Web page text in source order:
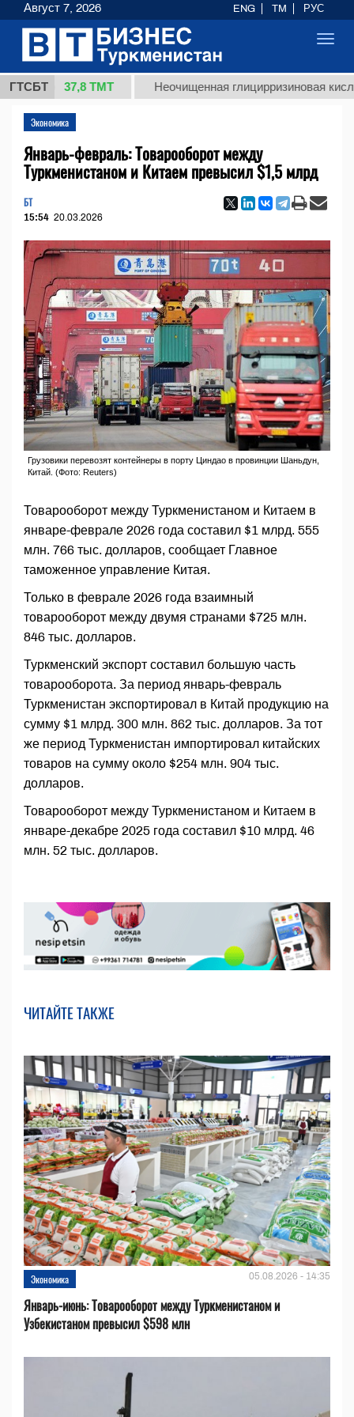
ГТСБТ
37,8 ТМТ Неочищенная глицирризиновая кислота
Экономика
Январь-февраль: Товарооборот между
Туркменистаном и Китаем превысил $1,5 млрд
БТ
15:54 20.03.2026
Грузовики перевозят контейнеры в порту Циндао в провинции Шаньдун,
Китай. (Фото: Reuters)
Товарооборот между Туркменистаном и Китаем в
январе-феврале 2026 года составил $1 млрд. 555
млн. 766 тыс. долларов, сообщает Главное
таможенное управление Китая.
Только в феврале 2026 года взаимный
товарооборот между двумя странами $725 млн.
846 тыс. долларов.
Туркменский экспорт составил большую часть
товарооборота. За период январь-февраль
Туркменистан экспортировал в Китай продукцию на
сумму $1 млрд. 300 млн. 862 тыс. долларов. За тот
же период Туркменистан импортировал китайских
товаров на сумму около $254 млн. 904 тыс.
долларов.
Товарооборот между Туркменистаном и Китаем в
январе-декабре 2025 года составил $10 млрд. 46
млн. 52 тыс. долларов.
ЧИТАЙТЕ ТАКЖЕ
Экономика 05.08.2026 - 14:35
Январь-июнь: Товарооборот между Туркменистаном и
Узбекистаном превысил $598 млн
Август 7, 2026 ENG TM РУС